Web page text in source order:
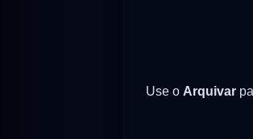
Use o Arquivar